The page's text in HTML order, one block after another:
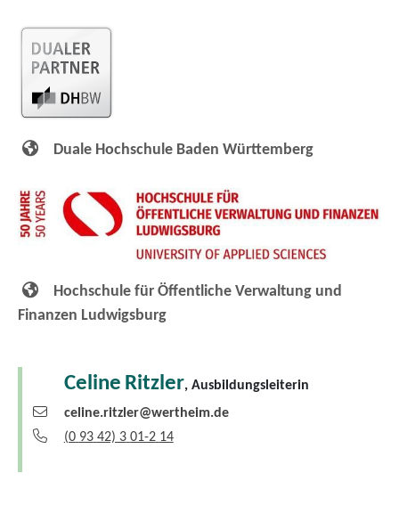
Duale Hochschule Baden Württemberg
Hochschule für Öffentliche Verwaltung und
Finanzen Ludwigsburg
Celine Ritzler, Ausbildungsleiterin
celine.ritzler@wertheim.de
(0 93 42) 3 01-2 14